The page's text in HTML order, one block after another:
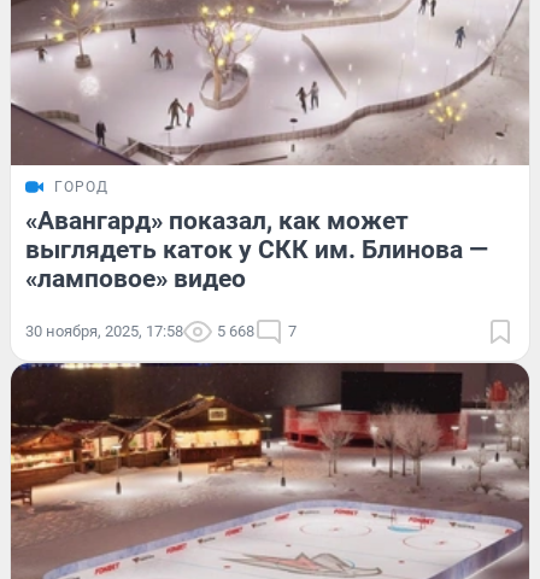
ГОРОД
«Авангард» показал, как может
выглядеть каток у СКК им. Блинова —
«ламповое» видео
30 ноября, 2025, 17:58 5 668 7